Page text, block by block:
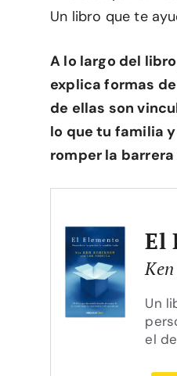
Un libro que te
A lo largo del
explica formas
de ellas son
lo que tu familia
romper la
El
Un
el